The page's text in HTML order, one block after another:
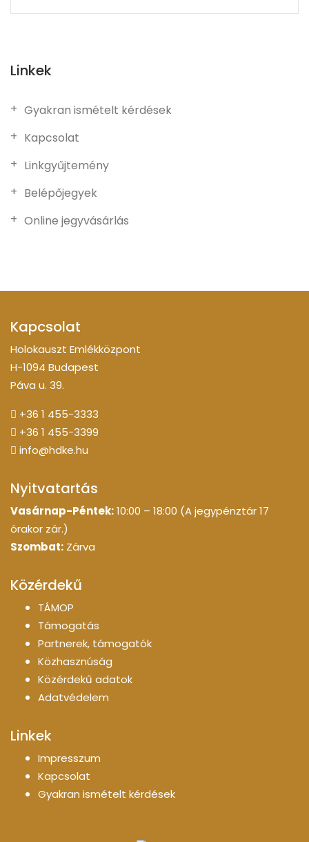
Linkek
Gyakran ismételt kérdések
Kapcsolat
Linkgyűjtemény
Belépőjegyek
Online jegyvásárlás
Kapcsolat
Holokauszt Emlékközpont
H-1094 Budapest
Páva u. 39.
+36 1 455-3333
+36 1 455-3399
info@hdke.hu
Nyitvatartás
Vasárnap-Péntek:10:00 – 18:00 (A jegypénztár 17
órakor zár.)
Szombat: Zárva
Közérdekű
TÁMOP
Támogatás
Partnerek, támogatók
Közhasznúság
Közérdekű adatok
Adatvédelem
Linkek
Impresszum
Kapcsolat
Gyakran ismételt kérdések